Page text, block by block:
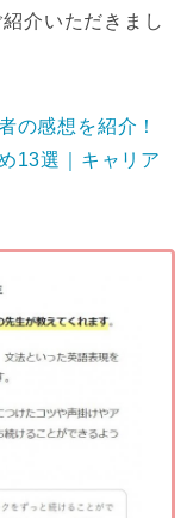
介いただきまし
の感想を紹介！
13選｜キャリア